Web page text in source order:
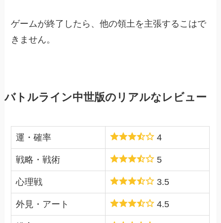
ゲームが終了したら、他の領土を主張するこはで
きません。
バトルライン中世版のリアルなレビュー
運・確率 4
戦略・戦術 5
心理戦 3.5
外見・アート 4.5